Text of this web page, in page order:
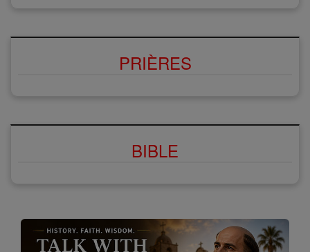
PRIÈRES
BIBLE